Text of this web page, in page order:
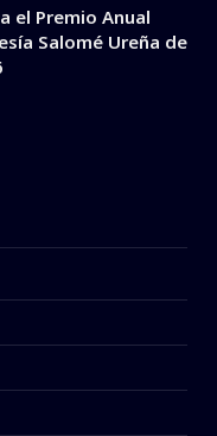
el Premio Anual
Salomé Ureña de